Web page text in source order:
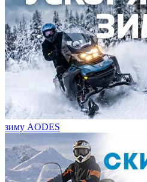
зиму AODES